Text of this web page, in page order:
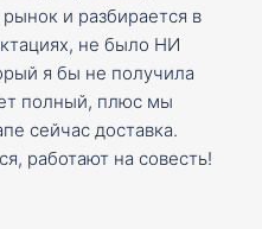
и разбирается в
не было НИ
я бы не получила
полный, плюс мы
сейчас доставка.
работают на совесть!